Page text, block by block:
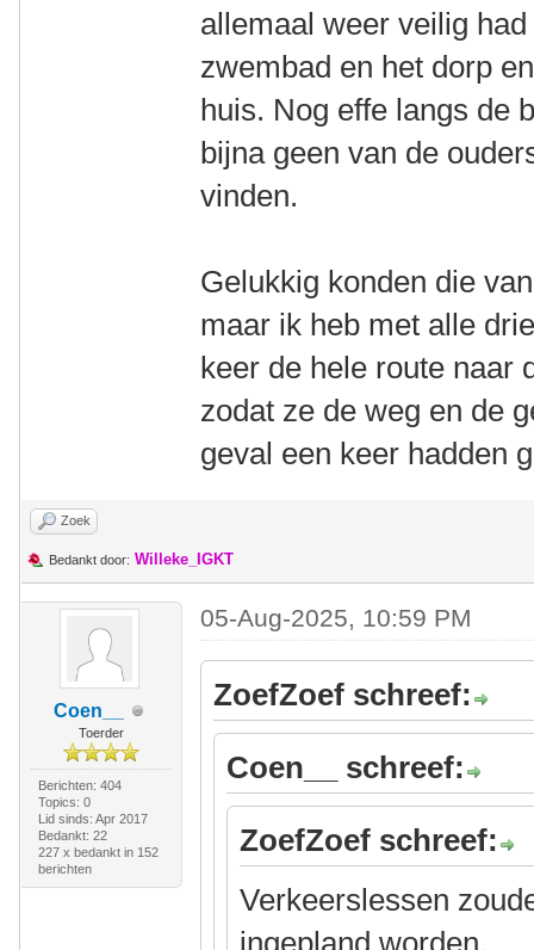
allemaal weer veilig
zwembad en het dorp
huis. Nog effe langs de
bijna geen van de
vinden.
Gelukkig konden die
maar ik heb met alle
keer de hele route naar
zodat ze de weg en de
geval een keer hadden
Zoek
Bedankt door: Willeke_IGKT
Coen__
Toerder
Berichten: 404
Topics: 0
Lid sinds: Apr 2017
Bedankt: 22
227 x bedankt in 152
berichten
05-Aug-2025, 10:59 PM
ZoefZoef schreef:
Coen__ schreef:
ZoefZoef schreef:
Verkeerslessen
ingepland worden.